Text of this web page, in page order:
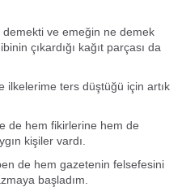
ve emeğin ne demek
çıkardığı kağıt parçası da
ilkelerime ters düştüğü için artık
de hem fikirlerine hem de
kişiler vardı.
de hem gazetenin felsefesini
başladım.